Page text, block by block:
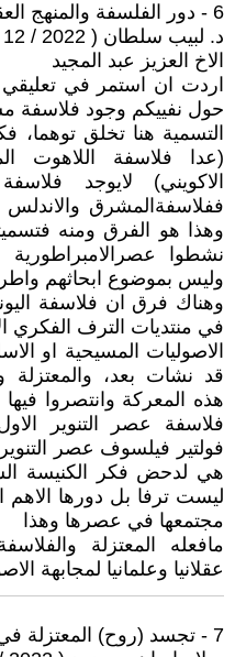
6 - دور الفلسفة والمنهج العقلي في المحتمع
د. لبيب سلطان ( 2022 / 12 / 23 - 06:27 )
الاخ العزيز عبد المجيد
اردت ان استمر في
حول نفييكم وجود فلاسفة
التسمية هنا تخلق توهما،
(عدا فلاسفة اللاهوت
الاكويني) لايوجد
ففلاسفةالمشرق والاندلس
وهذا هو الفرق ومنه
نشطوا عصرالامبراطورية
وليس بموضوع ابحاثهم
وهناك فرق ان فلاسفة
في منتديات الترف الفكري
الاصوليات المسيحية او
قد نشات بعد، والمعتزلة
هذه المعركة وانتصروا فيها
فلاسفة عصر التنوير
فولتير فيلسوف عصر
هي لدحض فكر الكنيسة
ليست ترفا بل دورها الاهم
مجتمعها في عصرها وهذا
مافعله المعتزلة
عقلانيا وعلمانيا لمجابهة
7 - تجسد (روح) المعتزلة في إخوان الصفا ؟